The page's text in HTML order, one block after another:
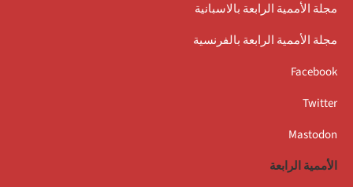
مجلة الأممية الرابعة بالاسبانية
مجلة الأممية الرابعة بالفرنسية
Facebook
Twitter
Mastodon
الأممية الرابعة